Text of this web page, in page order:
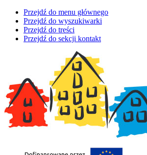
Przejdź do menu głównego
Przejdź do wyszukiwarki
Przejdź do treści
Przejdź do sekcji kontakt